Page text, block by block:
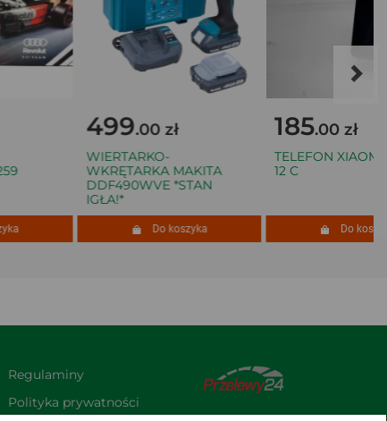
499.00 zł
WIERTARKO-
WKRĘTARKA MAKITA
DDF490WVE *STAN
IGŁA!*
Do koszyka
185.00 zł
TELEFON XIAOMI
12 C
Do koszyka
Regulaminy
Polityka prywatności